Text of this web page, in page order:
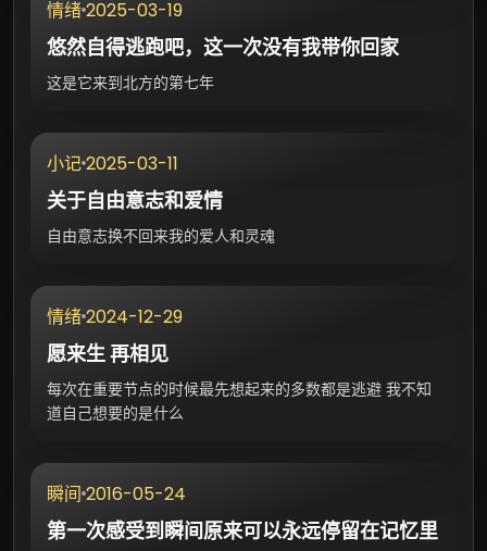
情绪2025-03-19
悠然自得逃跑吧，这一次没有我带你回家
这是它来到北方的第七年
小记2025-03-11
关于自由意志和爱情
自由意志换不回来我的爱人和灵魂
情绪2024-12-29
愿来生 再相见
每次在重要节点的时候最先想起来的多数都是逃避 我不知
道自己想要的是什么
瞬间 2016-05-24
第一次感受到瞬间原来可以永远停留在记忆里